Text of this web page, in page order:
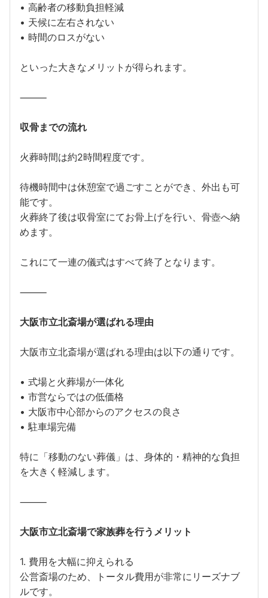
• 高齢者の移動負担軽減
• 天候に左右されない
• 時間のロスがない
といった大きなメリットが得られます。
⸻
収骨までの流れ
火葬時間は約2時間程度です。
待機時間中は休憩室で過ごすことができ、外出も可
能です。
火葬終了後は収骨室にてお骨上げを行い、骨壺へ納
めます。
これにて一連の儀式はすべて終了となります。
⸻
大阪市立北斎場が選ばれる理由
大阪市立北斎場が選ばれる理由は以下の通りです。
• 式場と火葬場が一体化
• 市営ならではの低価格
• 大阪市中心部からのアクセスの良さ
• 駐車場完備
特に「移動のない葬儀」は、身体的・精神的な負担
を大きく軽減します。
⸻
大阪市立北斎場で家族葬を行うメリット
1. 費用を大幅に抑えられる
公営斎場のため、トータル費用が非常にリーズナブ
ルです。